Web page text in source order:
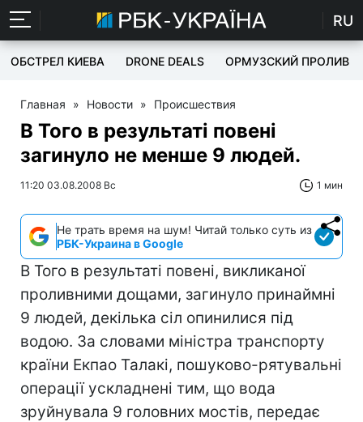
RU
ОБСТРЕЛ КИЕВА DRONE DEALS ОРМУЗСКИЙ ПРОЛИВ
Главная » Новости » Происшествия
В Того в результаті повені
загинуло не менше 9 людей.
11:20 03.08.2008 Вс 1 мин
Не трать время на шум! Читай только суть из
РБК-Украина в Google
В Того в результаті повені, викликаної
проливними дощами, загинуло принаймні
9 людей, декілька сіл опинилися під
водою. За словами міністра транспорту
країни Екпао Талакі, пошуково-рятувальні
операції ускладнені тим, що вода
зруйнувала 9 головних мостів, передає